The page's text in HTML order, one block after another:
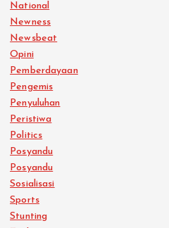
National
Newness
Newsbeat
Opini
Pemberdayaan
Pengemis
Penyuluhan
Peristiwa
Politics
Posyandu
Posyandu
Sosialisasi
Sports
Stunting